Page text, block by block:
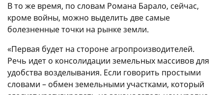
В то же время, по словам Романа Барало, сейчас,
кроме войны, можно выделить две самые
болезненные точки на рынке земли.
«Первая будет на стороне агропроизводителей.
Речь идет о консолидации земельных массивов для
удобства возделывания. Если говорить простыми
словами – обмен земельными участками, который